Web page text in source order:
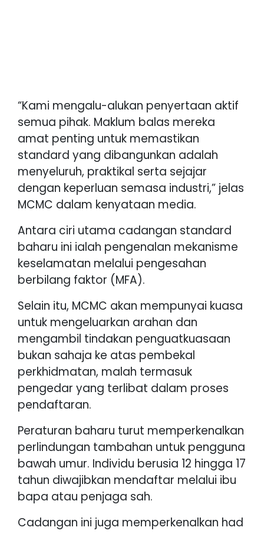
“Kami mengalu-alukan penyertaan aktif
semua pihak. Maklum balas mereka
amat penting untuk memastikan
standard yang dibangunkan adalah
menyeluruh, praktikal serta sejajar
dengan keperluan semasa industri,” jelas
MCMC dalam kenyataan media.
Antara ciri utama cadangan standard
baharu ini ialah pengenalan mekanisme
keselamatan melalui pengesahan
berbilang faktor (MFA).
Selain itu, MCMC akan mempunyai kuasa
untuk mengeluarkan arahan dan
mengambil tindakan penguatkuasaan
bukan sahaja ke atas pembekal
perkhidmatan, malah termasuk
pengedar yang terlibat dalam proses
pendaftaran.
Peraturan baharu turut memperkenalkan
perlindungan tambahan untuk pengguna
bawah umur. Individu berusia 12 hingga 17
tahun diwajibkan mendaftar melalui ibu
bapa atau penjaga sah.
Cadangan ini juga memperkenalkan had